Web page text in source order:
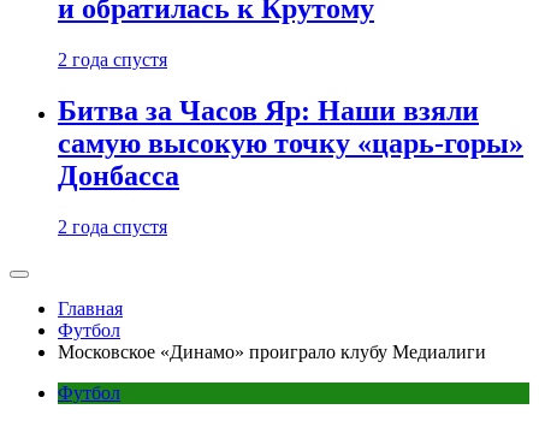
и обратилась к Крутому
2 года спустя
Битва за Часов Яр: Наши взяли
самую высокую точку «царь-горы»
Донбасса
2 года спустя
Главная
Футбол
Московское «Динамо» проиграло клубу Медиалиги
Футбол